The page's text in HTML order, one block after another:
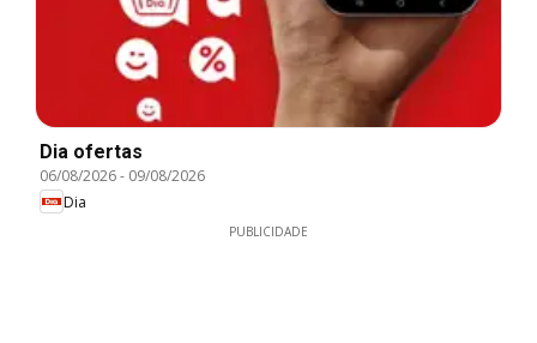
Dia ofertas
06/08/2026- 09/08/2026
Dia
PUBLICIDADE